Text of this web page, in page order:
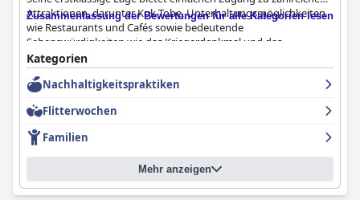
Attraktionen, darunter Kok-Tobe, Unterhaltungsmöglichkeiten
wie Restaurants und Cafés sowie bedeutende
Sehenswürdigkeiten wie das Kriegerdenkmal und das
Unabhängigkeitsdenkmal. Die atemberaubende Aussicht von
den höheren Etagen, insbesondere der 25., bietet einen
atemberaubenden Blick auf die Berge und das Stadtbild und
Das Frühstück im Kasachstan Hotel wird weithin für sein
köstliches und abwechslungsreiches Angebot mit einer Reihe
von gut zubereiteten Speisen gelobt, darunter frisches Gebäck,
herzhafte Optionen und eine bemerkenswerte Eierstation. Trotz
gelegentlicher Überfüllung und gemischter Bewertungen über
Zusammenfassung der Bewertungen für alle Kategorien lesen
Kategorien
Nachhaltigkeitspraktiken
Flitterwochen
Familien
Mehr anzeigen